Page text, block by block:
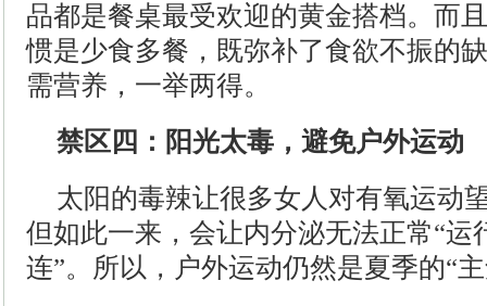
品都是餐桌最受欢迎的黄金搭档。而
惯是少食多餐，既弥补了食欲不振的
需营养，一举两得。
禁区四：阳光太毒，避免户外运动
太阳的毒辣让很多女人对有氧运动
但如此一来，会让内分泌无法正常“运
连”。所以，户外运动仍然是夏季的“